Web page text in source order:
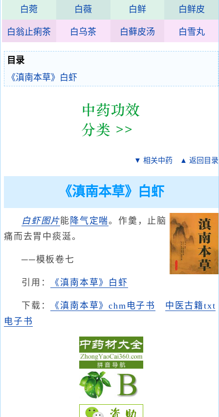
白菀 白薇 白鲜 白鲜皮
白翁止痢茶 白乌茶 白藓皮汤 白雪丸
目录
《滇南本草》白虾
▼ 相关中药 ▲ 返回目录
《滇南本草》白虾
白虾图片能 降气定喘。作羹，止脑
痛而去胃中痰涎。
──模板卷七
引用： 《滇南本草》白虾
下载： 《滇南本草》chm电子书
中医古籍txt
电子书